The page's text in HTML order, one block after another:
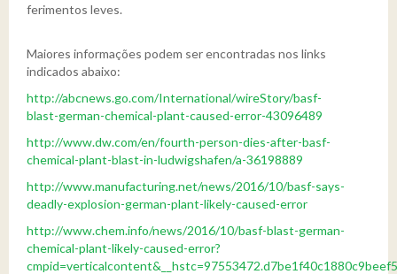
ferimentos leves.
Maiores informações podem ser encontradas nos links
indicados abaixo:
http://abcnews.go.com/International/wireStory/basf-
blast-german-chemical-plant-caused-error-43096489
http://www.dw.com/en/fourth-person-dies-after-basf-
chemical-plant-blast-in-ludwigshafen/a-36198889
http://www.manufacturing.net/news/2016/10/basf-says-
deadly-explosion-german-plant-likely-caused-error
http://www.chem.info/news/2016/10/basf-blast-german-
chemical-plant-likely-caused-error?